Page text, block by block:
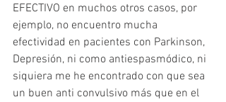
EFECTIVO en muchos otros casos, por
ejemplo, no encuentro mucha
efectividad en pacientes con Parkinson,
Depresión, ni como antiespasmódico, ni
siquiera me he encontrado con que sea
un buen anti convulsivo más que en el